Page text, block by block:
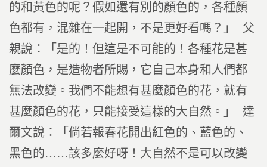
的和黃色的呢？假如還有別的顏色的，各種顏
色都有，混雜在一起開，不是更好看嗎？」 父
親說：「是的！但這是不可能的！各種花是甚
麼顏色，是造物者所賜，它自己本身和人們都
無法改變。我們不能想有甚麼顏色的花，就有
甚麼顏色的花，只能接受這樣的大自然。」 達
爾文說：「倘若報春花開出紅色的、藍色的、
黑色的……該多麼好呀！大自然不是可以改變